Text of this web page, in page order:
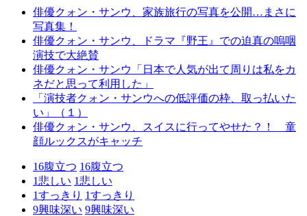
俳優クォン・サンウ、家族旅行の写真を公開…まさに
写真集！
俳優クォン・サンウ、ドラマ『野王』での迫真の嗚咽
演技で大絶賛
俳優クォン・サンウ「日本で人気が出て周りは私をカ
ネだと思って利用した」
「演技者クォン・サンウへの低評価の枠、取っ払いた
い」（１）
俳優クォン・サンウ、スイスに行ってやせた？！ 童
顔ルックスがキャッチ
16腹立つ 16腹立つ
1悲しい 1悲しい
1すっきり 1すっきり
9興味深い 9興味深い